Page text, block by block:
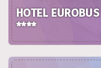
HOTEL EUROBUS
****